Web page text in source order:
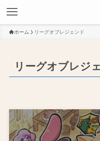
ホーム リーグオブレジェンド
リーグオブレジ